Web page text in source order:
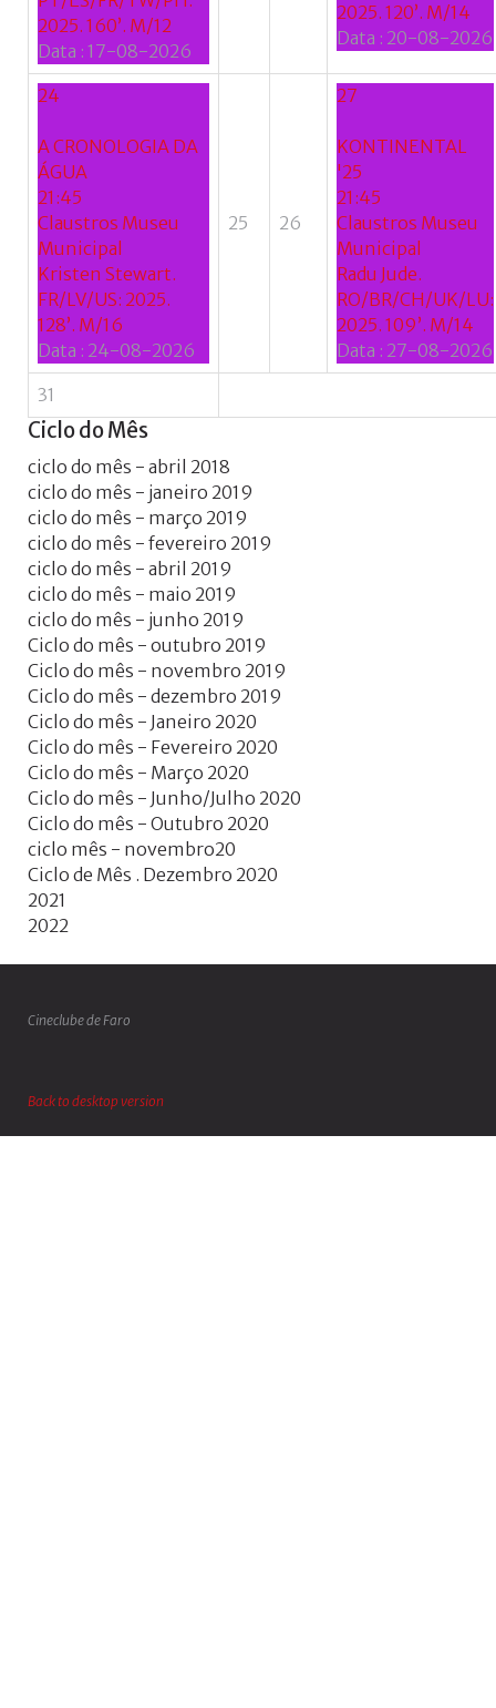
2025. 160’. M/12
Data : 17-08-2026
2025. 120’. M/14
Data : 20-08-2026
24
A CRONOLOGIA DA
ÁGUA
21:45
Claustros Museu
Municipal
Kristen Stewart.
FR/LV/US: 2025.
128’. M/16
Data : 24-08-2026
25 26
27
KONTINENTAL
'25
21:45
Claustros Museu
Municipal
Radu Jude.
RO/BR/CH/UK/LU:
2025. 109’. M/14
Data : 27-08-2026
31
CiclodoMês
ciclo do mês - abril 2018
ciclo do mês - janeiro 2019
ciclo do mês - março 2019
ciclo do mês - fevereiro 2019
ciclo do mês - abril 2019
ciclo do mês - maio 2019
ciclo do mês - junho 2019
Ciclo do mês - outubro 2019
Ciclo do mês - novembro 2019
Ciclo do mês - dezembro 2019
Ciclo do mês - Janeiro 2020
Ciclo do mês - Fevereiro 2020
Ciclo do mês - Março 2020
Ciclo do mês - Junho/Julho 2020
Ciclo do mês - Outubro 2020
ciclo mês - novembro20
Ciclo de Mês . Dezembro 2020
2021
2022
Cineclube de Faro
Back to desktop version